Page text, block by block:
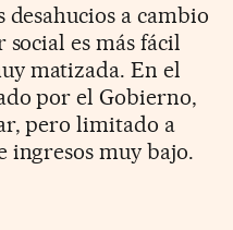
a cambio
es más fácil
matizada. En el
por el Gobierno,
pero limitado a
ingresos muy bajo.